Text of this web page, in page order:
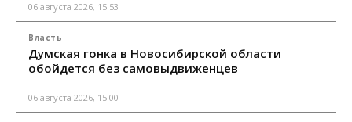
06 августа 2026, 15:53
Власть
Думская гонка в Новосибирской области
обойдется без самовыдвиженцев
06 августа 2026, 15:00